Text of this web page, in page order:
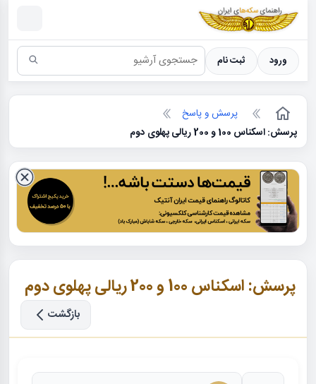
سکه ها ؛ راهنمای سکه شناسی
ورود ثبت نام
پرسش و پاسخ
پرسش: اسکناس 100 و 200 ریالی پهلوی دوم
پرسش: اسکناس 100 و 200 ریالی پهلوی دوم
بازگشت